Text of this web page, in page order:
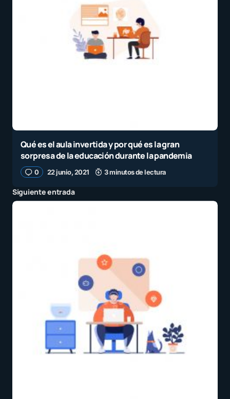
Qué es el aula invertida y por qué es la gran
sorpresa de la educación durante la pandemia
0 22 junio, 2021 3 minutos de lectura
Siguiente entrada